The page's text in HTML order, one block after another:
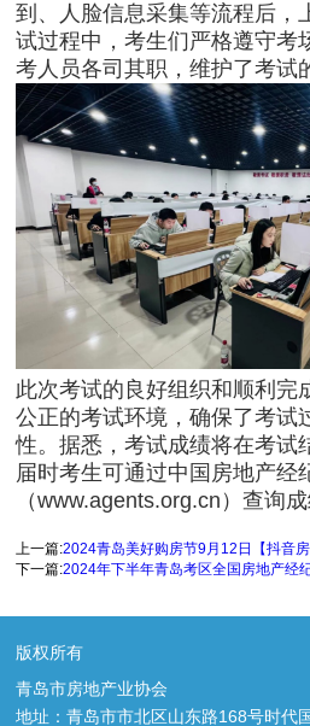
到、人脸信息采集等流程后，
试过程中，考生们严格遵守考
考人员各司其职，维护了考试
此次考试的良好组织和顺利完
公正的考试环境，确保了考试
性。据悉，考试成绩将在考试
届时考生可通过中国房地产经
（www.agents.org.cn）查询成
上一篇:2024青岛美好购房节9月12日【抖音
下一篇:2024年下半年青岛考区全国房地产经
版权所有
青岛市房地产业协会
地址：青岛市市北区山东路168号时代